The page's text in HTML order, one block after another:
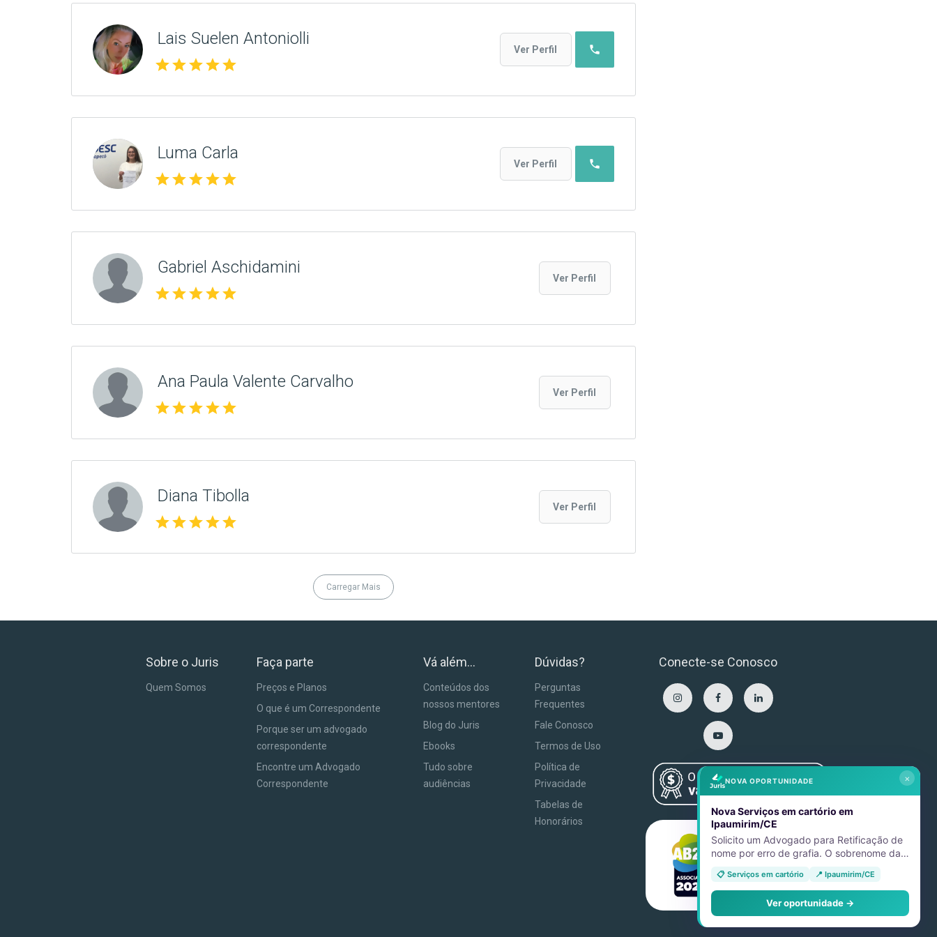
Lais Suelen Antoniolli
starstarstarstarstar
Ver Perfil phone
Luma Carla
starstarstarstarstar
Ver Perfil phone
Gabriel Aschidamini
starstarstarstarstar
Ver Perfil
Ana Paula Valente Carvalho
starstarstarstarstar
Ver Perfil
Diana Tibolla
starstarstarstarstar
Ver Perfil
Carregar Mais
Sobre o Juris
Quem Somos
Faça parte
Preços e Planos
O que é um Correspondente
Porque ser um advogado
correspondente
Encontre um Advogado
Correspondente
Vá além...
Conteúdos dos
nossos mentores
Blog do Juris
Ebooks
Tudo sobre
audiências
Dúvidas?
Perguntas
Frequentes
Fale Conosco
Termos de Uso
Política de
Privacidade
Tabelas de
Honorários
Conecte-se Conosco
×
NOVA OPORTUNIDADE
Nova Serviços em cartório em
Ipaumirim/CE
Solicito um Advogado para Retificação de
nome por erro de grafia. O sobrenome da
nascimento da minha tia. E devido a isso,
ela não está conseguindo emitir as vias dos
documentos que foram furtados.
11992613079
📋 Serviços em cartório 📍 Ipaumirim/CE
Ver oportunidade →